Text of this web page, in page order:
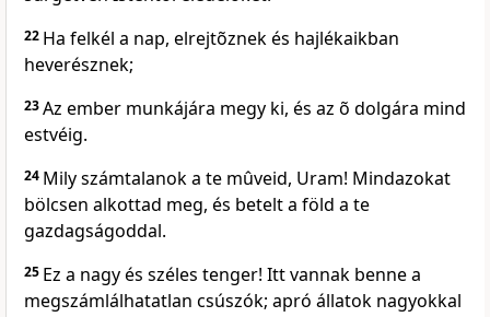
22 Ha felkél a nap, elrejtõznek és hajlékaikban
heverésznek;
23Az ember munkájára megy ki, és az õ dolgára mind
estvéig.
24 Mily számtalanok a te mûveid, Uram! Mindazokat
bölcsen alkottad meg, és betelt a föld a te
gazdagságoddal.
25 Ez a nagy és széles tenger! Itt vannak benne a
megszámlálhatatlan csúszók; apró állatok nagyokkal